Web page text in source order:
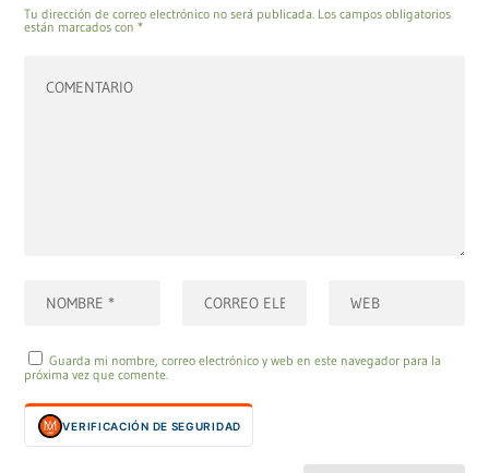
Tu dirección de correo electrónico no será publicada. Los campos obligatorios
están marcados con*
Guarda mi nombre, correo electrónico y web en este navegador para la
próxima vez que comente.
VERIFICACIÓN DE SEGURIDAD